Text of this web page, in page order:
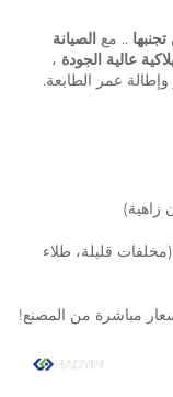
.. مع الصيانة
عالية الجودة ،
عمر الطابعة.
زاهية)
(مخلفات قليلة، طلاء
مباشرة من المصنع!